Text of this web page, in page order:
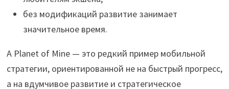
без модификаций развитие занимает
значительное время.
A Planet of Mine — это редкий пример мобильной
стратегии, ориентированной не на быстрый прогресс,
а на вдумчивое развитие и стратегическое